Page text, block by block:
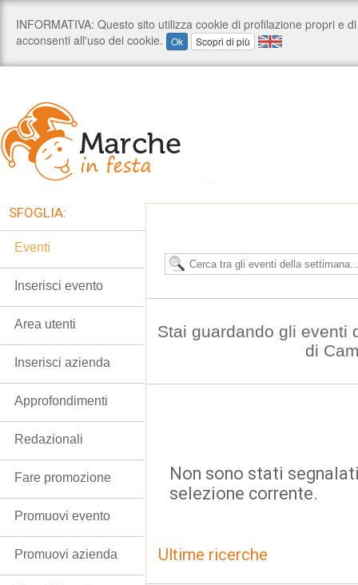
Stai guardando gli eventi
di
Non sono stati
selezione corrente.
Ultime ricerche
SFOGLIA:
Eventi
Inserisci evento
Area utenti
Inserisci azienda
Approfondimenti
Redazionali
Fare promozione
Promuovi evento
Promuovi azienda